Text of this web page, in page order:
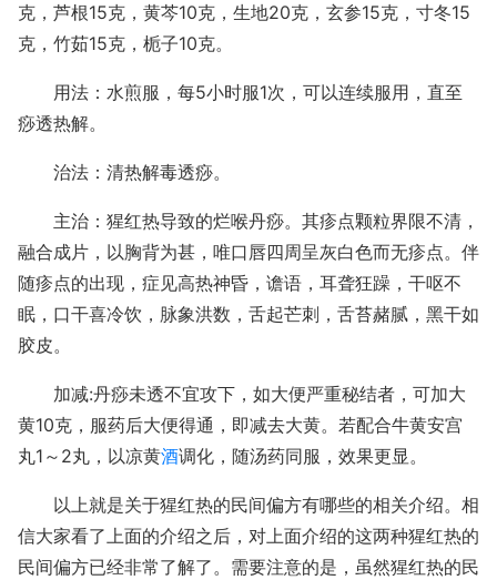
克，芦根15克，黄芩10克，生地20克，玄参15克，寸冬15
克，竹茹15克，栀子10克。
用法：水煎服，每5小时服1次，可以连续服用，直至
痧透热解。
治法：清热解毒透痧。
主治：猩红热导致的烂喉丹痧。其疹点颗粒界限不清，
融合成片，以胸背为甚，唯口唇四周呈灰白色而无疹点。伴
随疹点的出现，症见高热神昏，谵语，耳聋狂躁，干呕不
眠，口干喜冷饮，脉象洪数，舌起芒刺，舌苔赭腻，黑干如
胶皮。
加减:丹痧未透不宜攻下，如大便严重秘结者，可加大
黄10克，服药后大便得通，即减去大黄。若配合牛黄安宫
丸1～2丸，以凉黄酒调化，随汤药同服，效果更显。
以上就是关于猩红热的民间偏方有哪些的相关介绍。相
信大家看了上面的介绍之后，对上面介绍的这两种猩红热的
民间偏方已经非常了解了。需要注意的是，虽然猩红热的民